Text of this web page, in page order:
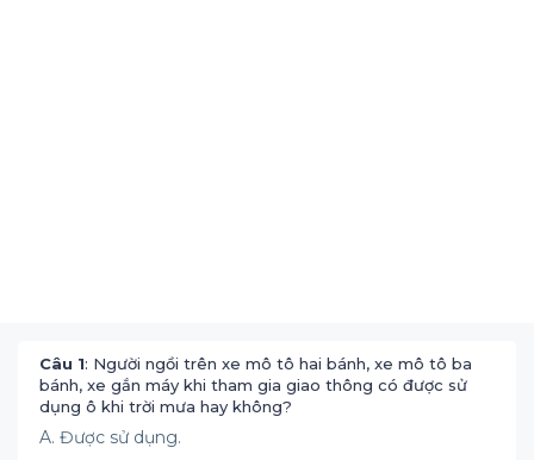
Câu 1: Người ngồi trên xe mô tô hai bánh, xe mô tô ba
bánh, xe gắn máy khi tham gia giao thông có được sử
dụng ô khi trời mưa hay không?
A. Được sử dụng.